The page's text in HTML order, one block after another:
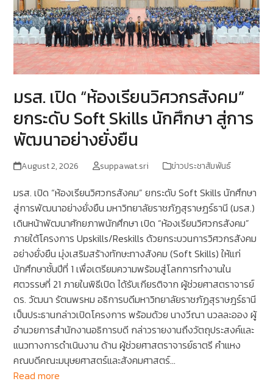
มรส. เปิด “ห้องเรียนวิศวกรสังคม”
ยกระดับ Soft Skills นักศึกษา สู่การ
พัฒนาอย่างยั่งยืน
August 2, 2026 suppawat.sri ข่าวประชาสัมพันธ์
มรส. เปิด “ห้องเรียนวิศวกรสังคม” ยกระดับ Soft Skills นักศึกษา
สู่การพัฒนาอย่างยั่งยืน มหาวิทยาลัยราชภัฏสุราษฎร์ธานี (มรส.)
เดินหน้าพัฒนาศักยภาพนักศึกษา เปิด “ห้องเรียนวิศวกรสังคม”
ภายใต้โครงการ Upskills/Reskills ด้วยกระบวนการวิศวกรสังคม
อย่างยั่งยืน มุ่งเสริมสร้างทักษะทางสังคม (Soft Skills) ให้แก่
นักศึกษาชั้นปีที่ 1 เพื่อเตรียมความพร้อมสู่โลกการทำงานใน
ศตวรรษที่ 21 ภายในพิธีเปิด ได้รับเกียรติจาก ผู้ช่วยศาสตราจารย์
ดร. วัฒนา รัตนพรหม อธิการบดีมหาวิทยาลัยราชภัฏสุราษฎร์ธานี
เป็นประธานกล่าวเปิดโครงการ พร้อมด้วย นางวีณา นวลละออง ผู้
อำนวยการสำนักงานอธิการบดี กล่าวรายงานถึงวัตถุประสงค์และ
แนวทางการดำเนินงาน ด้าน ผู้ช่วยศาสตราจารย์ธาตรี คำแหง
คณบดีคณะมนุษยศาสตร์และสังคมศาสตร์…
Read more